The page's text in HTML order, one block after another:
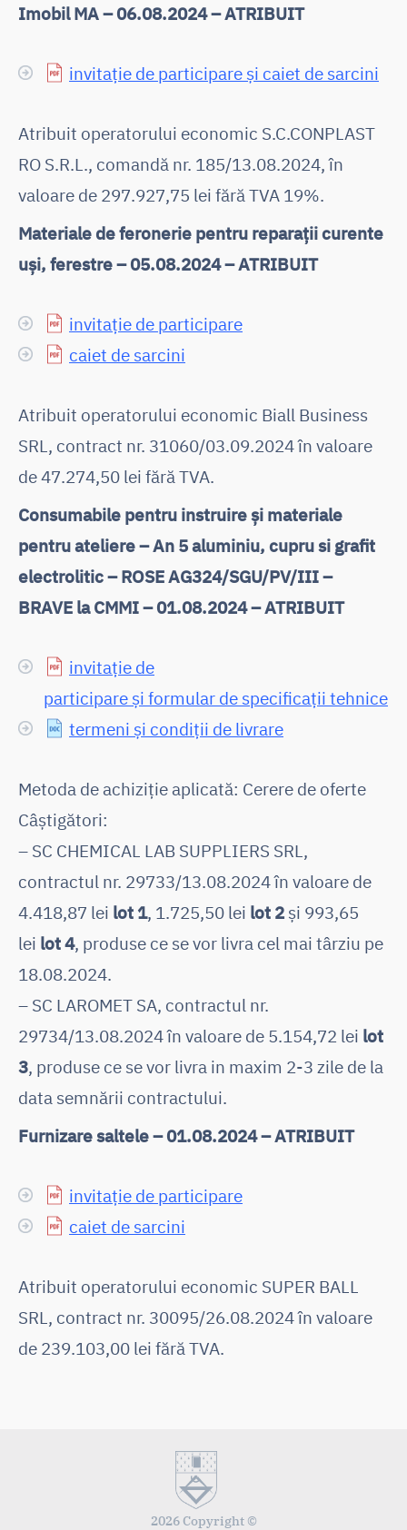
Imobil MA – 06.08.2024 – ATRIBUIT
invitație de participare și caiet de sarcini
Atribuit operatorului economic S.C.CONPLAST
RO S.R.L., comandă nr. 185/13.08.2024, în
valoare de 297.927,75 lei fără TVA 19%.
Materiale de feronerie pentru reparații curente
uși, ferestre – 05.08.2024 – ATRIBUIT
invitație de participare
caiet de sarcini
Atribuit operatorului economic Biall Business
SRL, contract nr. 31060/03.09.2024 în valoare
de 47.274,50 lei fără TVA.
Consumabile pentru instruire și materiale
pentru ateliere – An 5 aluminiu, cupru si grafit
electrolitic – ROSE AG324/SGU/PV/III –
BRAVE la CMMI – 01.08.2024 – ATRIBUIT
invitație de
participare și formular de specificații tehnice
termeni și condiții de livrare
Metoda de achiziție aplicată: Cerere de oferte
Câștigători:
– SC CHEMICAL LAB SUPPLIERS SRL,
contractul nr. 29733/13.08.2024 în valoare de
4.418,87 lei lot 1, 1.725,50 lei lot 2 și 993,65
lei lot 4, produse ce se vor livra cel mai târziu pe
18.08.2024.
– SC LAROMET SA, contractul nr.
29734/13.08.2024 în valoare de 5.154,72 lei lot
3, produse ce se vor livra in maxim 2-3 zile de la
data semnării contractului.
Furnizare saltele – 01.08.2024 – ATRIBUIT
invitație de participare
caiet de sarcini
Atribuit operatorului economic SUPER BALL
SRL, contract nr. 30095/26.08.2024 în valoare
de 239.103,00 lei fără TVA.
2026 Copyright ©